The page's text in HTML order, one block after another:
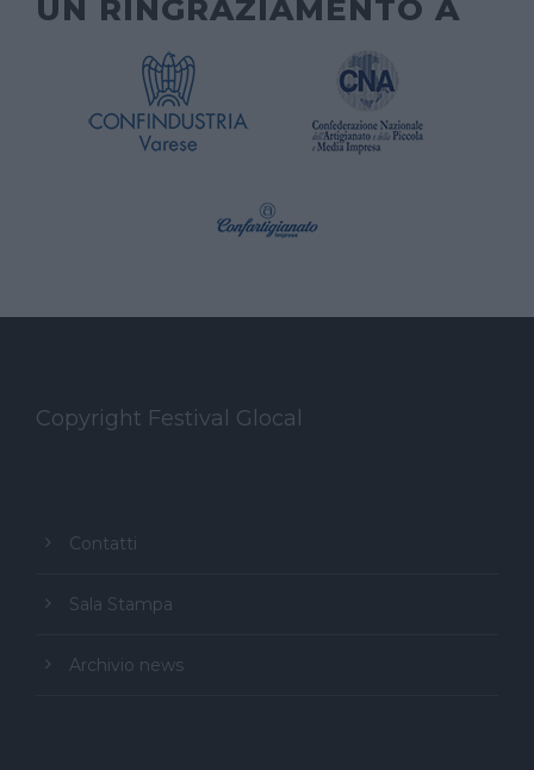
UN RINGRAZIAMENTO A
Copyright Festival Glocal
Contatti
Sala Stampa
Archivio news